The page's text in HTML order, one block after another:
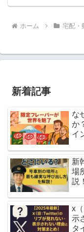
ホーム 宅配・
新着記事
な
か
イ
新
場
説！
x
示
タ